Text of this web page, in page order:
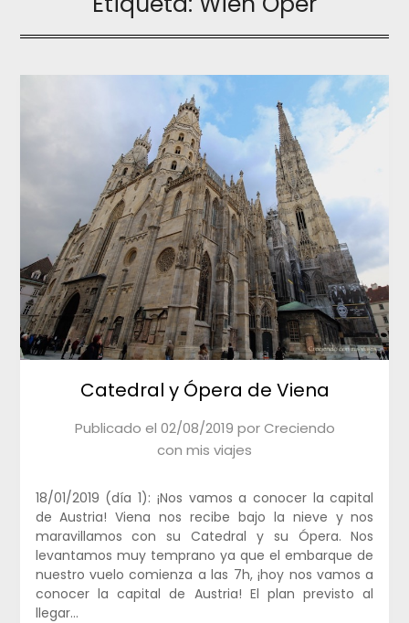
Catedral y Ópera de Viena
Publicado el 02/08/2019 porCreciendo
con mis viajes
18/01/2019 (día 1): ¡Nos vamos a conocer la capital
de Austria! Viena nos recibe bajo la nieve y nos
maravillamos con su Catedral y su Ópera. Nos
levantamos muy temprano ya que el embarque de
nuestro vuelo comienza a las 7h, ¡hoy nos vamos a
conocer la capital de Austria! El plan previsto al
llegar…